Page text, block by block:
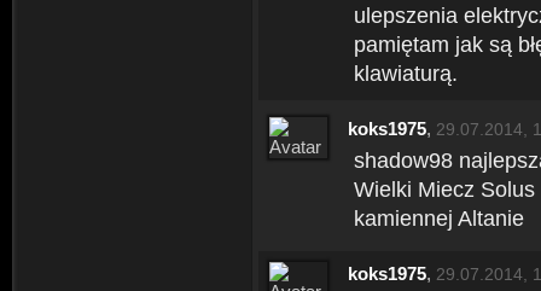
ulepszenia
pamiętam jak są
klawiaturą.
koks1975, 29.07.2014,
shadow98
Wielki Miecz Solus
kamiennej Altanie
koks1975, 29.07.2014,